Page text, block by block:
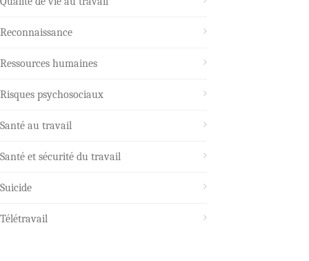
Reconnaissance
Ressources humaines
Risques psychosociaux
Santé au travail
Santé et sécurité du travail
Suicide
Télétravail